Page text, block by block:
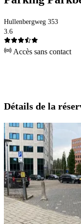
Hullenbergweg 353
3.6
Accès sans contact
Détails de la